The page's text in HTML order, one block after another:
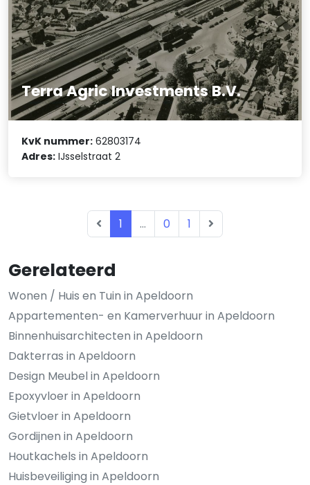
Gerelateerd
Wonen / Huis en Tuin in Apeldoorn
Appartementen- en Kamerverhuur in Apeldoorn
Binnenhuisarchitecten in Apeldoorn
Dakterras in Apeldoorn
Design Meubel in Apeldoorn
Epoxyvloer in Apeldoorn
Gietvloer in Apeldoorn
Gordijnen in Apeldoorn
Houtkachels in Apeldoorn
Huisbeveiliging in Apeldoorn
Terra Agric Investments B.V.
KvK nummer: 62803174
Adres: IJsselstraat 2
1 ... 0 1